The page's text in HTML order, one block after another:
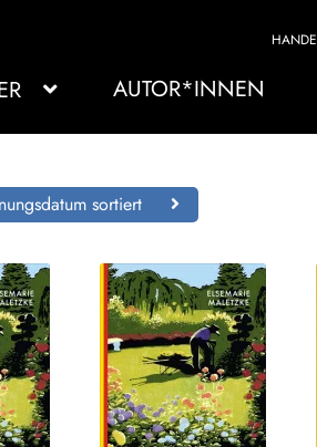
AUTOR*INNEN
sortiert